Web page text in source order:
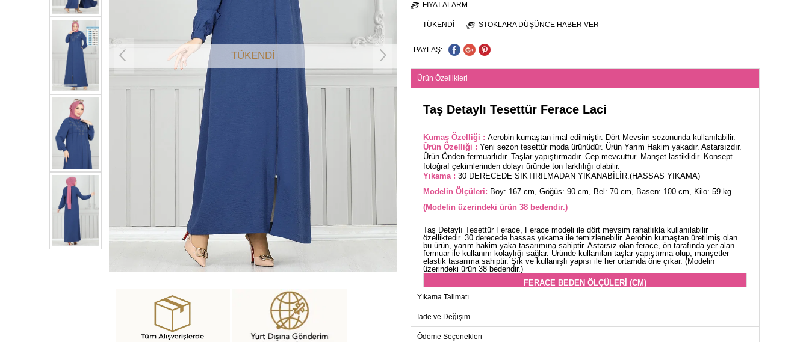
TÜKENDİ
FIYAT ALARM
TÜKENDI STOKLARA DÜŞÜNCE HABER VER
PAYLAŞ:
Ürün Özellikleri
Taş Detaylı Tesettür Ferace Laci
Kumaş Özelliği : Aerobin kumaştan imal edilmiştir. Dört Mevsim sezonunda kullanılabilir.
Ürün Özelliği : Yeni sezon tesettür moda ürünüdür. Ürün Yarım Hakim yakadır. Astarsızdır.
Ürün Önden fermuarlıdır. Taşlar yapıştırmadır. Cep mevcuttur. Manşet lastiklidir. Konsept
fotoğraf çekimlerinden dolayı üründe ton farklılığı olabilir.
Yıkama : 30 DERECEDE SIKTIRILMADAN YIKANABİLİR.(HASSAS YIKAMA)
Modelin Ölçüleri: Boy: 167 cm, Göğüs: 90 cm, Bel: 70 cm, Basen: 100 cm, Kilo: 59 kg.
(Modelin üzerindeki ürün 38 bedendir.)
Taş Detaylı Tesettür Ferace, Ferace modeli ile dört mevsim rahatlıkla kullanılabilir
özelliktedir. 30 derecede hassas yıkama ile temizlenebilir. Aerobin kumaştan üretilmiş olan
bu ürün, yarım hakim yaka tasarımına sahiptir. Astarsız olan ferace, ön tarafında yer alan
fermuar ile kullanım kolaylığı sağlar. Üründe kullanılan taşlar yapıştırma olup, manşetler
elastik tasarıma sahiptir. Şık ve kullanışlı yapısı ile her ortamda öne çıkar. (Modelin
üzerindeki ürün 38 bedendir.)
FERACE BEDEN ÖLÇÜLERİ (CM)
Yıkama Talimatı
İade ve Değişim
Ödeme Seçenekleri